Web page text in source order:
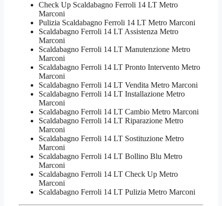
Check Up Scaldabagno Ferroli 14 LT Metro
Marconi
Pulizia Scaldabagno Ferroli 14 LT Metro Marconi
Scaldabagno Ferroli 14 LT Assistenza Metro
Marconi
Scaldabagno Ferroli 14 LT Manutenzione Metro
Marconi
Scaldabagno Ferroli 14 LT Pronto Intervento Metro
Marconi
Scaldabagno Ferroli 14 LT Vendita Metro Marconi
Scaldabagno Ferroli 14 LT Installazione Metro
Marconi
Scaldabagno Ferroli 14 LT Cambio Metro Marconi
Scaldabagno Ferroli 14 LT Riparazione Metro
Marconi
Scaldabagno Ferroli 14 LT Sostituzione Metro
Marconi
Scaldabagno Ferroli 14 LT Bollino Blu Metro
Marconi
Scaldabagno Ferroli 14 LT Check Up Metro
Marconi
Scaldabagno Ferroli 14 LT Pulizia Metro Marconi